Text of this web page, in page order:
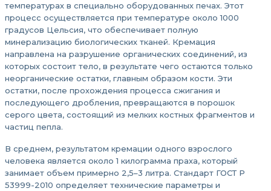
температурах в специально оборудованных печах. Этот
процесс осуществляется при температуре около 1000
градусов Цельсия, что обеспечивает полную
минерализацию биологических тканей. Кремация
направлена на разрушение органических соединений, из
которых состоит тело, в результате чего остаются только
неорганические остатки, главным образом кости. Эти
остатки, после прохождения процесса сжигания и
последующего дробления, превращаются в порошок
серого цвета, состоящий из мелких костных фрагментов и
частиц пепла.
В среднем, результатом кремации одного взрослого
человека является около 1 килограмма праха, который
занимает объем примерно 2,5–3 литра. Стандарт ГОСТ Р
53999-2010 определяет технические параметры и